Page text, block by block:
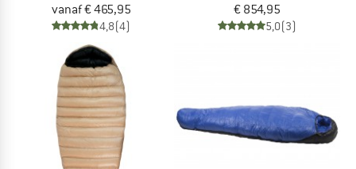
vanaf € 465,95
4,8(4)
€ 854,95
5,0(3)